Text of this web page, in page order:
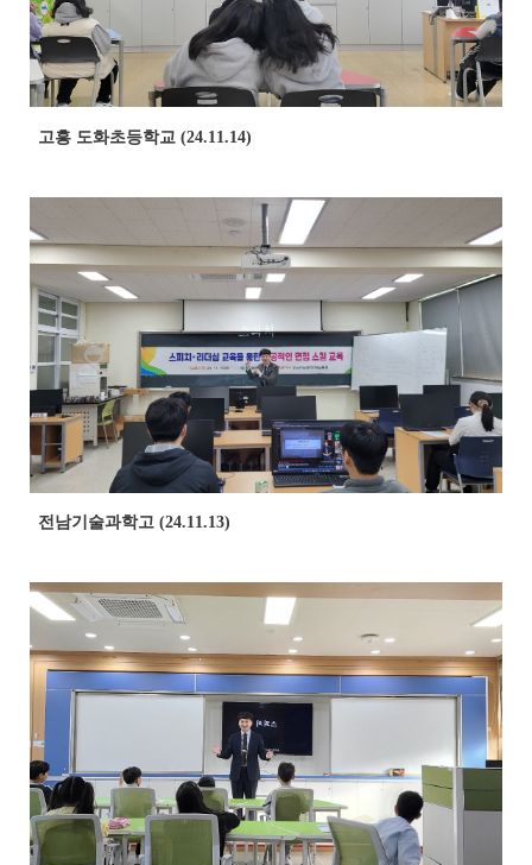
고흥 도화초등학교 (24.11.14)
전남기술과학고 (24.11.13)